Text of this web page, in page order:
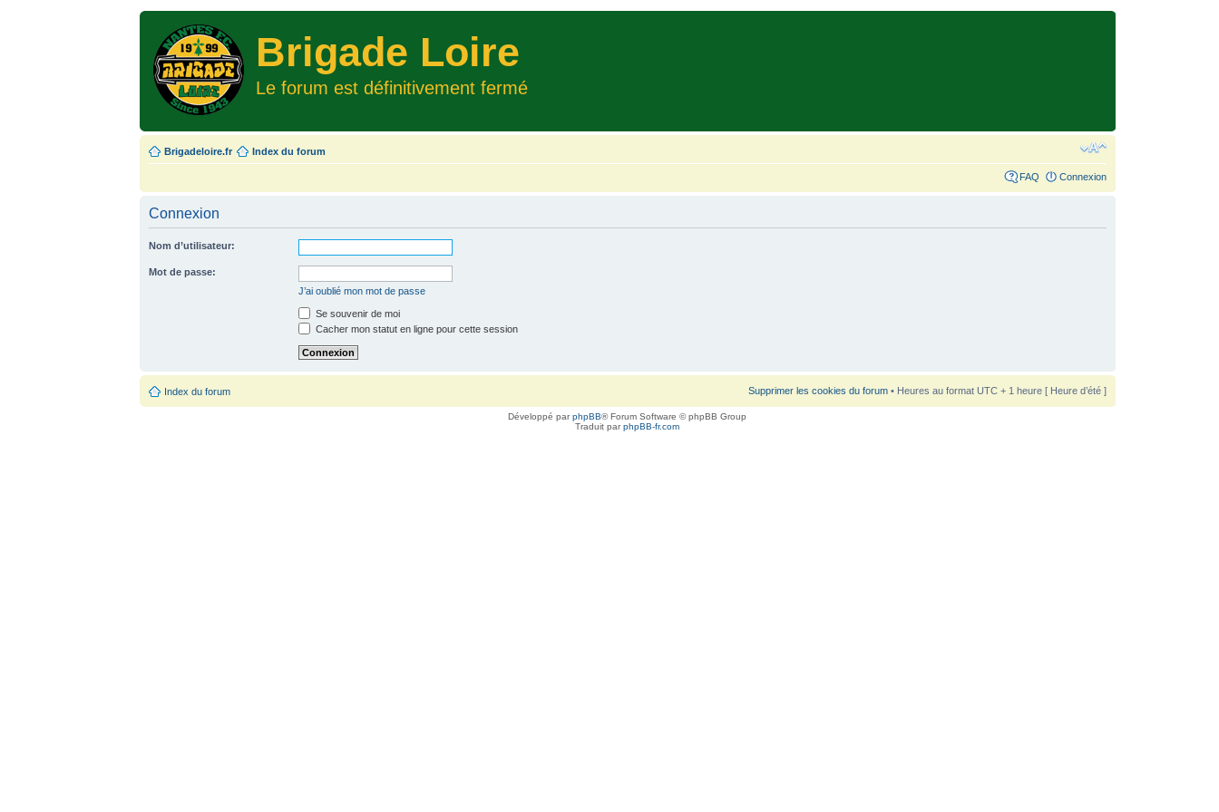
Brigade Loire
Le forum est définitivement fermé
Brigadeloire.fr Index du forum
FAQ Connexion
Connexion
Nom d’utilisateur:
Mot de passe:
J’ai oublié mon mot de passe
Se souvenir de moi
Cacher mon statut en ligne pour cette session
Index du forum Supprimer les cookies du forum• Heures au format UTC + 1 heure [ Heure d’été ]
Développé parphpBB® Forum Software © phpBB Group
Traduit parphpBB-fr.com